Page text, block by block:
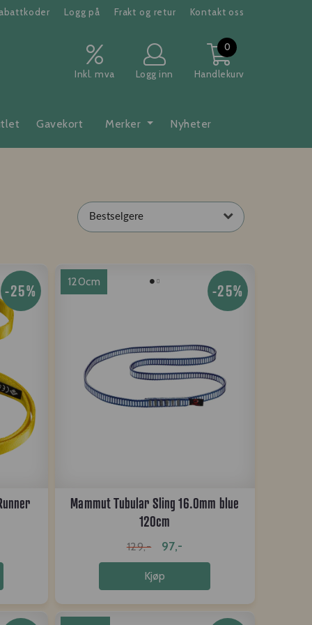
Logg på Frakt og retur Kontakt oss
Inkl. mva Logg inn
0
Handlekurv
Gavekort Merker Nyheter
Bestselgere
-25% 120cm -25%
Mammut Tubular Sling 16.0mm blue
120cm
129,- 97,-
Kjøp